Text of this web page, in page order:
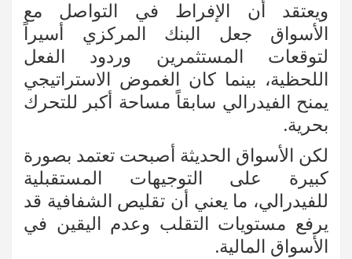
ويعتقد أن الإفراط في التواصل مع
الأسواق جعل البنك المركزي أسيراً
لتوقعات المستثمرين وردود الفعل
اللحظية، بينما كان الغموض الاستراتيجي
يمنح الفيدرالي سابقاً مساحة أكبر للتحرك
بحرية.
لكن الأسواق الحديثة أصبحت تعتمد بصورة
كبيرة على التوجيهات المستقبلية
للفيدرالي، ما يعني أن تقليص الشفافية قد
يرفع مستويات التقلب وعدم اليقين في
الأسواق المالية.